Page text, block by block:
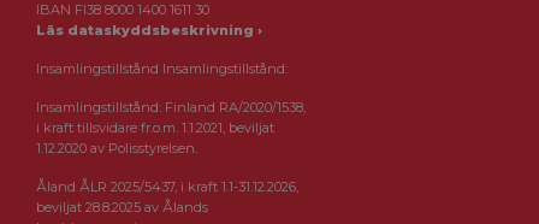
IBAN FI38 8000 1400 1611 30
Läs dataskyddsbeskrivning ›
Insamlingstillstånd Insamlingstillstånd:
Insamlingstillstånd: Finland RA/2020/1538,
i kraft tillsvidare fr.o.m. 1.1.2021, beviljat
1.12.2020 av Polisstyrelsen.
Åland ÅLR 2025/5437, i kraft 1.1-31.12.2026,
beviljat 28.8.2025 av Ålands